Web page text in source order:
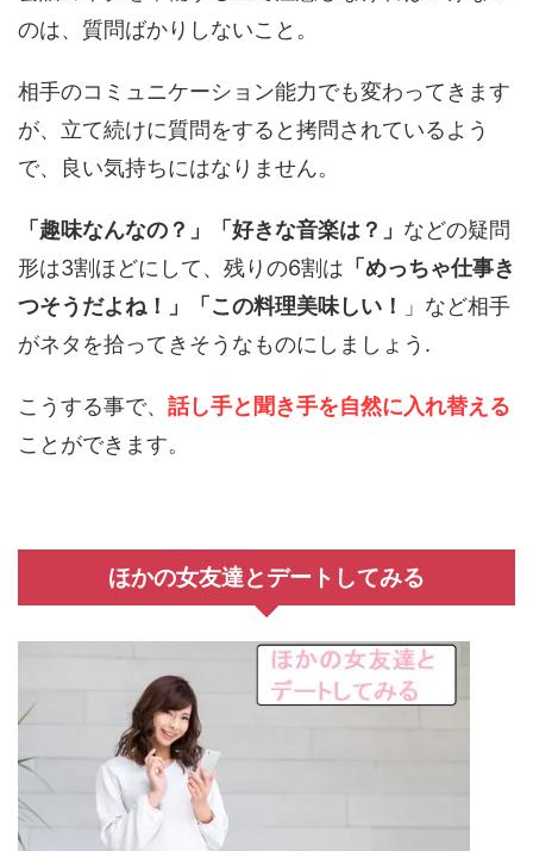
のは、質問ばかりしないこと。
相手のコミュニケーション能力でも変わってきます
が、立て続けに質問をすると拷問されているよう
で、良い気持ちにはなりません。
「趣味なんなの？」「好きな音楽は？」 などの疑問
形は3割ほどにして、残りの6割は 「めっちゃ仕事き
つそうだよね！」「この料理美味しい！
」など相手
がネタを拾ってきそうなものにしましょう.
こうする事で、 話し手と聞き手を自然に入れ替える
ことができます。
ほかの女友達とデートしてみる